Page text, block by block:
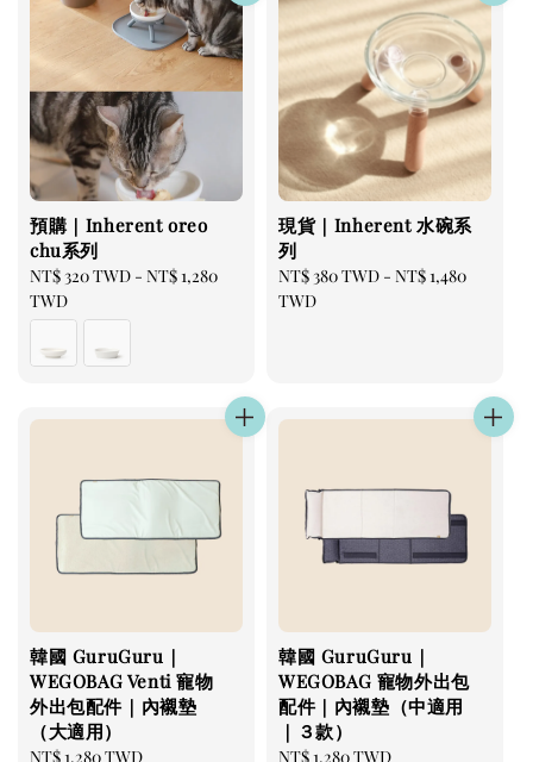
預購｜Inherent oreo
chu系列
Regular
price
NT$ 320 TWD - NT$ 1,280
TWD
現貨｜Inherent 水碗系
列
Regular
price
NT$ 380 TWD - NT$ 1,480
TWD
韓國 GuruGuru｜
WEGOBAG Venti 寵物
外出包配件｜內襯墊
（大適用）
Regular
NT$ 1,280 TWD
韓國 GuruGuru｜
WEGOBAG 寵物外出包
配件｜內襯墊（中適用
｜３款）
Regular
NT$ 1,280 TWD